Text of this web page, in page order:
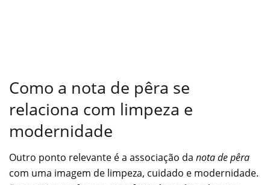
Como a nota de pêra se
relaciona com limpeza e
modernidade
Outro ponto relevante é a associação da nota de pêra
com uma imagem de limpeza, cuidado e modernidade.